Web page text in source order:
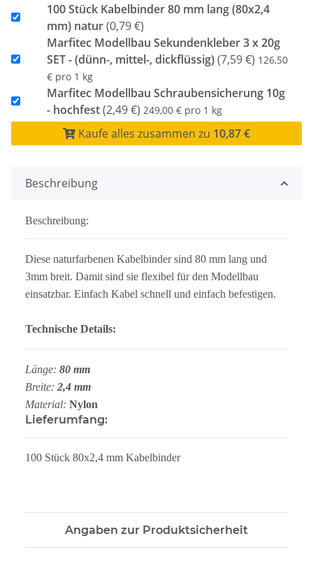
100 Stück Kabelbinder 80 mm lang (80x2,4
mm) natur(0,79 €)
Marfitec Modellbau Sekundenkleber 3 x 20g
SET - (dünn-, mittel-, dickflüssig)(7,59 €) 126,50
€ pro 1 kg
Marfitec Modellbau Schraubensicherung 10g
- hochfest(2,49 €) 249,00 € pro 1 kg
Kaufe alles zusammen zu 10,87 €
Beschreibung
Beschreibung:
Diese naturfarbenen Kabelbinder sind 80 mm lang und
3mm breit. Damit sind sie flexibel für den Modellbau
einsatzbar. Einfach Kabel schnell und einfach befestigen.
Technische Details:
Länge: 80 mm
Breite: 2,4 mm
Material: Nylon
Lieferumfang:
100 Stück 80x2,4 mm Kabelbinder
Angaben zur Produktsicherheit